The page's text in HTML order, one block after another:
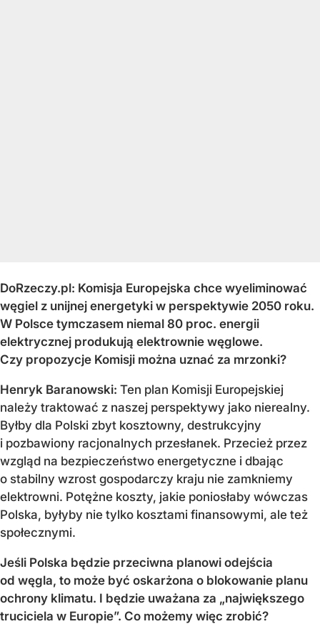
DoRzeczy.pl: Komisja Europejska chce wyeliminować
węgiel z unijnej energetyki w perspektywie 2050 roku.
W Polsce tymczasem niemal 80 proc. energii
elektrycznej produkują elektrownie węglowe.
Czy propozycje Komisji można uznać za mrzonki?
Henryk Baranowski: Ten plan Komisji Europejskiej
należy traktować z naszej perspektywy jako nierealny.
Byłby dla Polski zbyt kosztowny, destrukcyjny
i pozbawiony racjonalnych przesłanek. Przecież przez
wzgląd na bezpieczeństwo energetyczne i dbając
o stabilny wzrost gospodarczy kraju nie zamkniemy
elektrowni. Potężne koszty, jakie poniosłaby wówczas
Polska, byłyby nie tylko kosztami finansowymi, ale też
społecznymi.
Jeśli Polska będzie przeciwna planowi odejścia
od węgla, to może być oskarżona o blokowanie planu
ochrony klimatu. I będzie uważana za „największego
truciciela w Europie”. Co możemy więc zrobić?